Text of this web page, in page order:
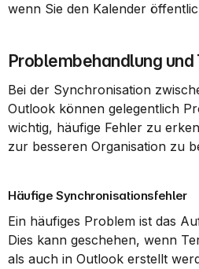
wenn Sie den Kalender
Problembehandlung und
Bei der Synchronisation
Outlook können gelegentlich
wichtig, häufige Fehler zu
zur besseren Organisation zu
Häufige Synchronisationsfehler
Ein häufiges Problem ist das
Dies kann geschehen, wenn
als auch in Outlook erstellt